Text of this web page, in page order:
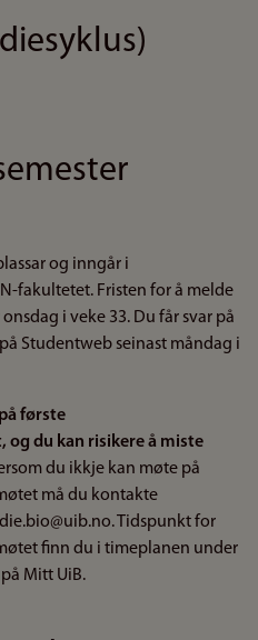
og inngår i
fakultetet. Fristen for å melde
i veke 33. Du får svar på
Studentweb seinast måndag i
første
du kan risikere å miste
du ikkje kan møte på
må du kontakte
Tidspunkt for
finn du i timeplanen under
Mitt UiB.